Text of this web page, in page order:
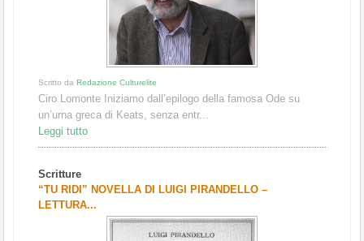
Scritto da Redazione Culturelite
Ciro Lomonte Iniziamo dall’epilogo della famosa Ode su
un’urna greca di Keats, senza entr...
Leggi tutto
Scritture
“TU RIDI” NOVELLA DI LUIGI PIRANDELLO –
LETTURA...